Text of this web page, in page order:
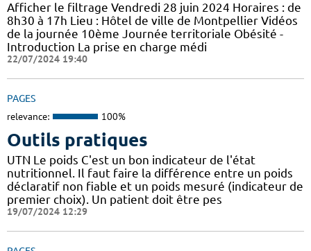
Afficher le filtrage Vendredi 28 juin 2024 Horaires : de
8h30 à 17h Lieu : Hôtel de ville de Montpellier Vidéos
de la journée 10ème Journée territoriale Obésité -
Introduction La prise en charge médi
22/07/2024 19:40
PAGES
relevance: 100%
Outils pratiques
UTN Le poids C'est un bon indicateur de l'état
nutritionnel. Il faut faire la différence entre un poids
déclaratif non fiable et un poids mesuré (indicateur de
premier choix). Un patient doit être pes
19/07/2024 12:29